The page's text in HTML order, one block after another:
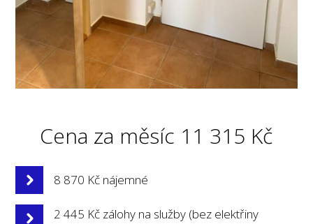
Cena za měsíc 11 315 Kč
8 870 Kč nájemné
2 445 Kč zálohy na služby (bez elektřiny